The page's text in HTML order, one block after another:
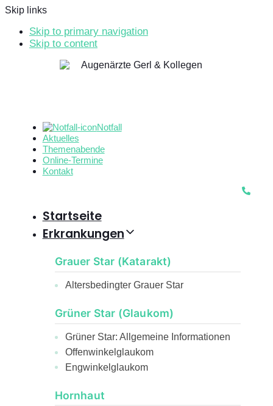
Skip links
Skip to primary navigation
Skip to content
Notfall
Aktuelles
Themenabende
Online-Termine
Kontakt
Startseite
Erkrankungen
Grauer Star (Katarakt)
Altersbedingter Grauer Star
Grüner Star (Glaukom)
Grüner Star: Allgemeine Informationen
Offenwinkelglaukom
Engwinkelglaukom
Hornhaut